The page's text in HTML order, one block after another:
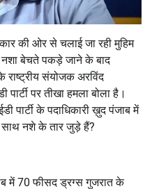
की ओर से चलाई जा रही मुहिम
नशा बेचते पकड़े जाने के बाद
राष्ट्रीय संयोजक अरविंद
पर तीखा हमला बोला है।
पार्टी के पदाधिकारी ख़ुद पंजाब में
साथ नशे के तार जुड़े हैं?
में 70 फीसद ड्रग्स गुजरात के